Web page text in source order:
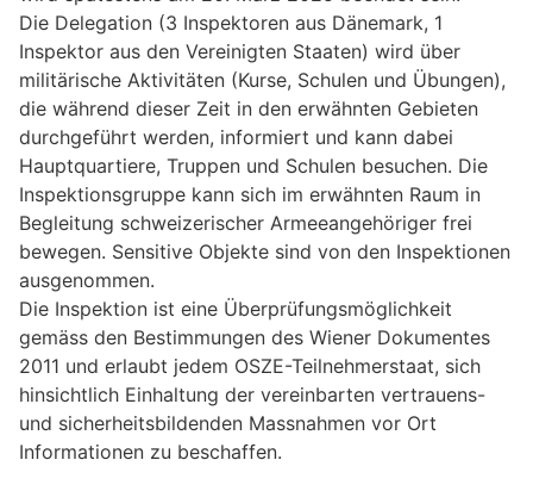
Die Delegation (3 Inspektoren aus Dänemark, 1
Inspektor aus den Vereinigten Staaten) wird über
militärische Aktivitäten (Kurse, Schulen und Übungen),
die während dieser Zeit in den erwähnten Gebieten
durchgeführt werden, informiert und kann dabei
Hauptquartiere, Truppen und Schulen besuchen. Die
Inspektionsgruppe kann sich im erwähnten Raum in
Begleitung schweizerischer Armeeangehöriger frei
bewegen. Sensitive Objekte sind von den Inspektionen
ausgenommen.
Die Inspektion ist eine Überprüfungsmöglichkeit
gemäss den Bestimmungen des Wiener Dokumentes
2011 und erlaubt jedem OSZE-Teilnehmerstaat, sich
hinsichtlich Einhaltung der vereinbarten vertrauens-
und sicherheitsbildenden Massnahmen vor Ort
Informationen zu beschaffen.